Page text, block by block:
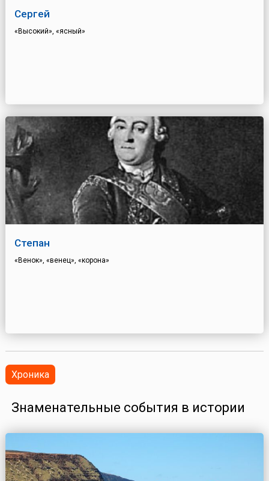
Сергей
«Высокий», «ясный»
Степан
«Венок», «венец», «корона»
Хроника
Знаменательные события в истории